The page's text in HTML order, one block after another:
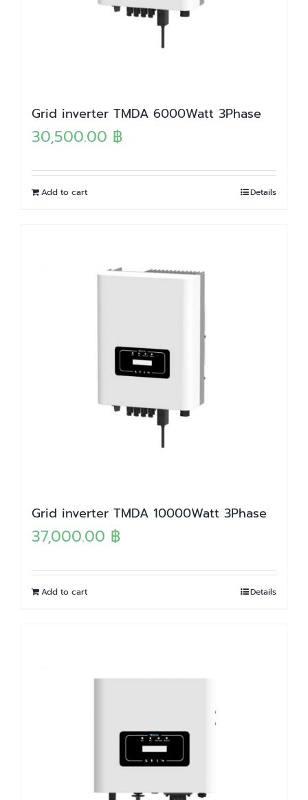
Grid inverter TMDA 6000Watt 3Phase
30,500.00 ฿
Add to cart Details
Grid inverter TMDA 10000Watt 3Phase
37,000.00 ฿
Add to cart Details